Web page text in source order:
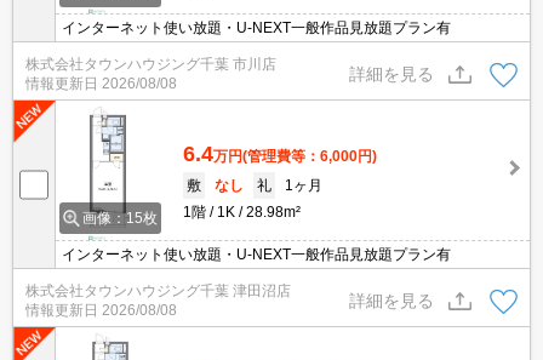
インターネット使い放題・U-NEXT一般作品見放題プラン有
株式会社タウンハウジング千葉 市川店
情報更新日 2026/08/08
詳細を見る
画像：15枚
6.4万円(管理費等：6,000円)
敷
なし 礼
1ヶ月
1階
1K 28.98m²
インターネット使い放題・U-NEXT一般作品見放題プラン有
株式会社タウンハウジング千葉 津田沼店
情報更新日 2026/08/08
詳細を見る